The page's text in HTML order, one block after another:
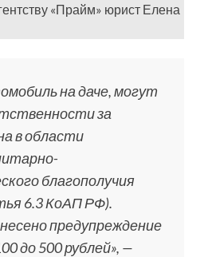
«Прайм» юрист Елена
на даче, могут
за
в области
благополучия
6.3 КоАП РФ).
предупреждение
до 500 рублей», —